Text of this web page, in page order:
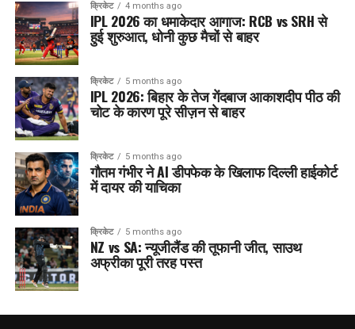
क्रिकेट 4 months ago
IPL 2026 का धमाकेदार आगाज: RCB vs SRH से
हुई शुरुआत, धोनी कुछ मैचों से बाहर
क्रिकेट 5 months ago
IPL 2026: बिहार के तेज गेंदबाज आकाशदीप पीठ की
चोट के कारण पूरे सीज़न से बाहर
क्रिकेट 5 months ago
गौतम गंभीर ने AI डीपफेक के खिलाफ दिल्ली हाईकोर्ट
में दायर की याचिका
क्रिकेट 5 months ago
NZ vs SA: न्यूजीलैंड की तूफानी जीत, साउथ
अफ्रीका पूरी तरह पस्त